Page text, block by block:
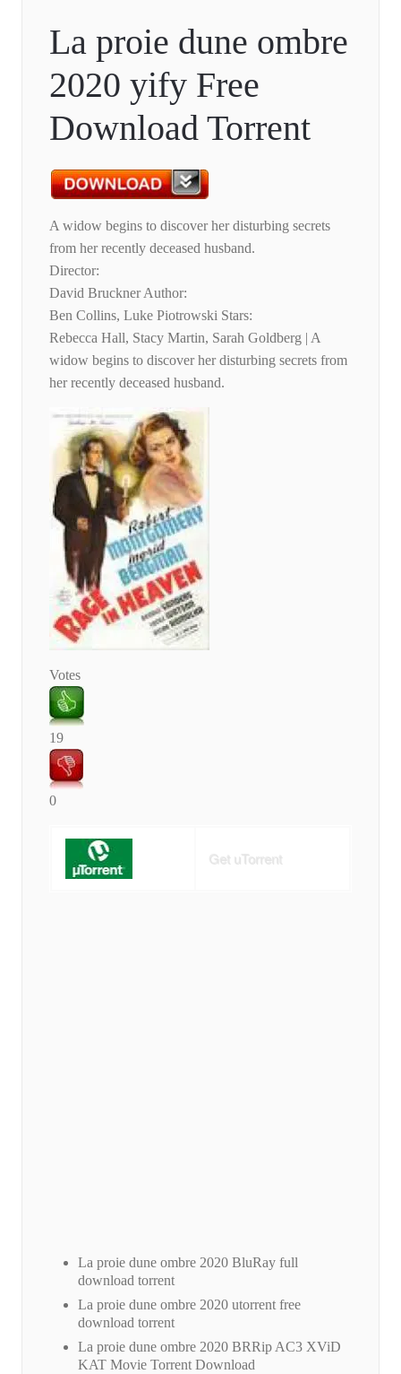
La proie dune ombre
2020 yify Free
Download Torrent
A widow begins to discover her disturbing secrets
from her recently deceased husband.
Director:
David Bruckner Author:
Ben Collins, Luke Piotrowski Stars:
Rebecca Hall, Stacy Martin, Sarah Goldberg | A
widow begins to discover her disturbing secrets from
her recently deceased husband.
Votes
19
0
Get uTorrent
La proie dune ombre 2020 BluRay full
download torrent
La proie dune ombre 2020 utorrent free
download torrent
La proie dune ombre 2020 BRRip AC3 XViD
KAT Movie Torrent Download